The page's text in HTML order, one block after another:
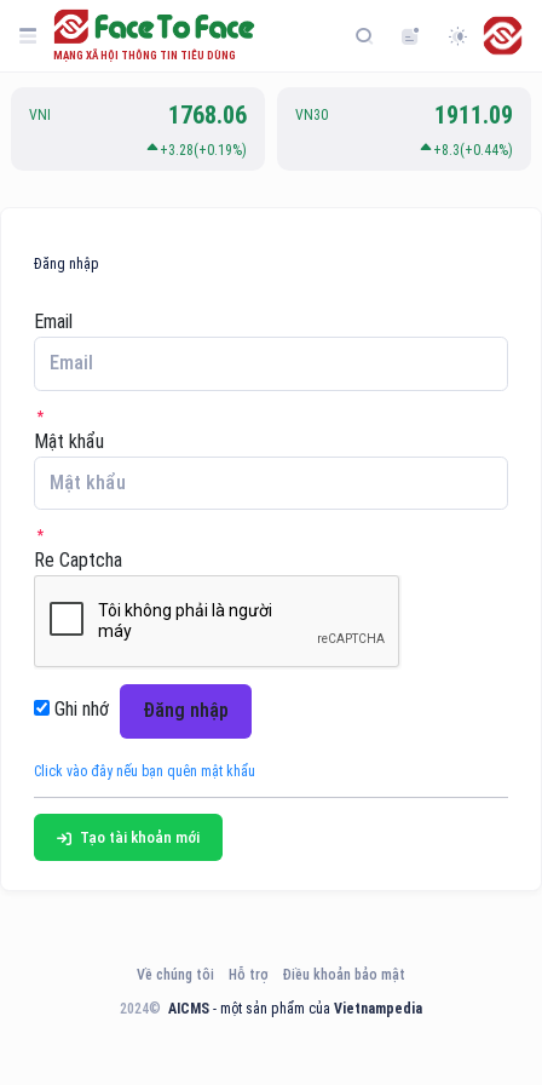
MẠNG XÃ HỘI THÔNG TIN TIÊU DÙNG
VNI 1768.06
+3.28(+0.19%)
VN30 1911.09
+8.3(+0.44%)
Đăng nhập
Email
Mật khẩu
Re Captcha
Ghi nhớ Đăng nhập
Click vào đây nếu bạn quên mật khẩu
Tạo tài khoản mới
2024© AICMS - một sản phẩm của Vietnampedia
Về chúng tôi Hỗ trợ Điều khoản bảo mật